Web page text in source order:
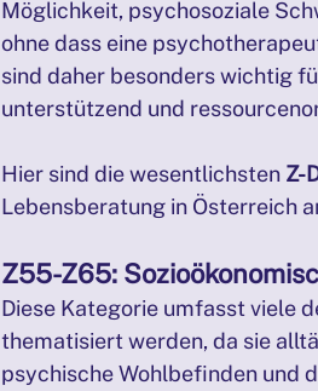
Möglichkeit, psychosoziale
ohne dass eine
sind daher besonders wichtig
unterstützend und
Hier sind die wesentlichsten Z-
Lebensberatung in Österreich
Z55-Z65:
Diese Kategorie umfasst viele
thematisiert werden, da sie
psychische Wohlbefinden und